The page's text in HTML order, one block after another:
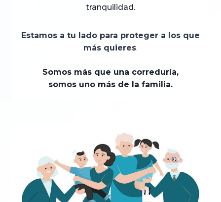
tranquilidad.
Estamos a tu lado para proteger a los que
más quieres.
Somos más que una correduría,
somos uno más de la familia.